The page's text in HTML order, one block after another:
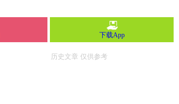
下载App